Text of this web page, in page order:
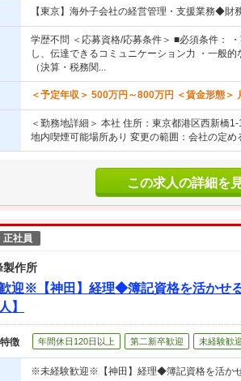
【東京】海外子会社の経営管理・支援業務◆
学歴不問 ＜応募資格/応募条件＞ ■必須条件：
し、伝達できるコミュニケーション力 ・一般
（決算・税務関...
＜予定年収＞ 500万円～800万円 ＜賃金形態＞
＜勤務地詳細＞ 本社 住所：東京都港区西新橋
地内喫煙可能場所あり 変更の範囲：会社の定め
この求人の詳細を
正社員
製作所
迎※【神田】経理◆簿記資格を活かせ
】
徴 年間休日120日以上 第二新卒歓迎 未経験歓
※未経験歓迎※【神田】経理◆簿記資格を活か